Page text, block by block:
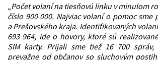
Počet volaní na tiesňovú linku v minulom
číslo 900 000. Najviac volaní o pomoc sme
a Prešovského kraja. Identifikovaných
693 964, ide o hovory, ktoré sú
SIM karty. Prijali sme tiež 16 700 správ,
prevažne od občanov so sluchovým